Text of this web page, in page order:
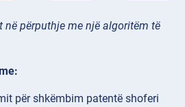
në përputhje me një algoritëm të
për shkëmbim patentë shoferi